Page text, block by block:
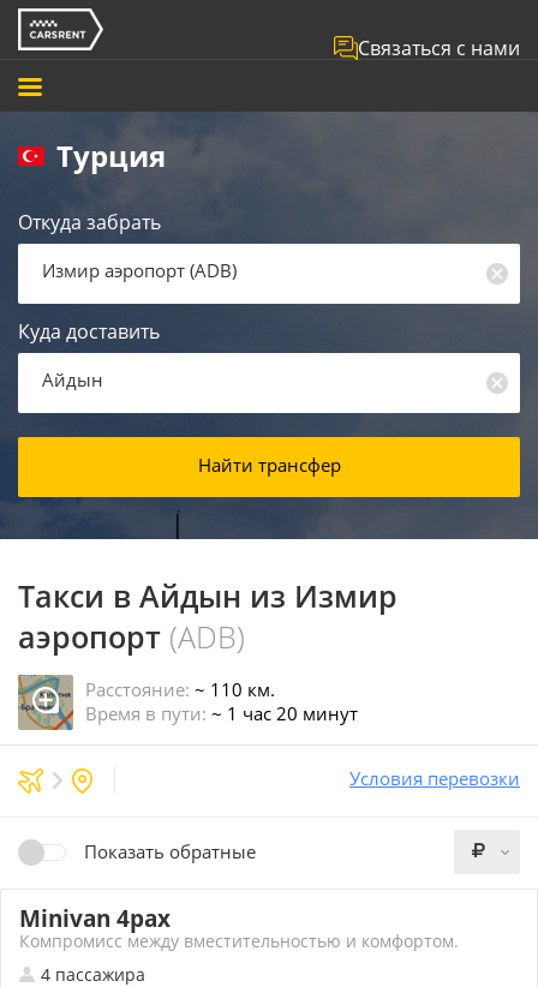
Связаться с нами
Турция
Откуда забрать
Измир аэропорт (ADB)
Куда доставить
Айдын
Найти трансфер
Такси в Айдын из Измир
аэропорт (ADB)
Расстояние: ~ 110 км.
Время в пути: ~ 1 час 20 минут
Показать обратные
Условия перевозки
Minivan 4pax
Компромисс между вместительностью и комфортом.
4 пассажира